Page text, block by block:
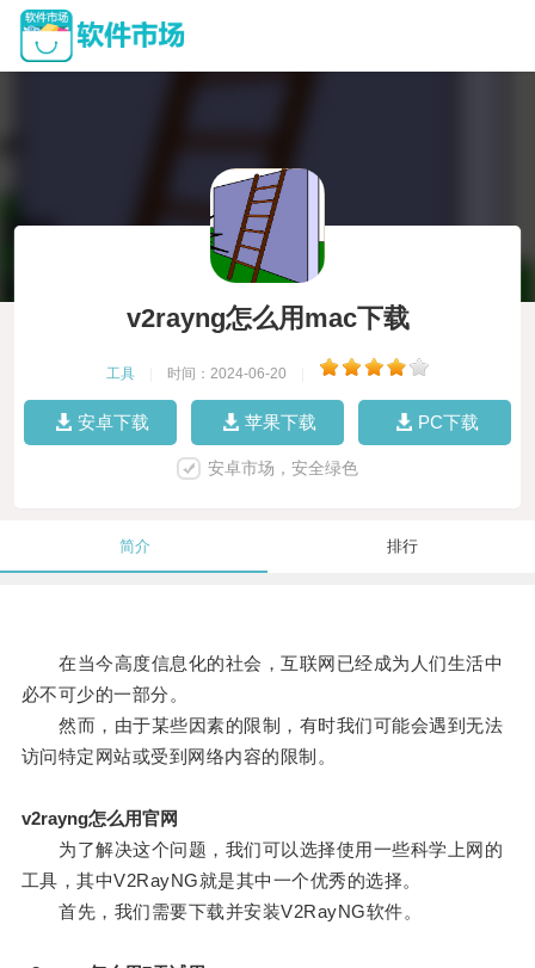
v2rayng怎么用mac下载
工具 时间：2024-06-20
安卓下载 苹果下载 PC下载
安卓市场，安全绿色
简介 排行
在当今高度信息化的社会，互联网已经成为人们生活中
必不可少的一部分。
然而，由于某些因素的限制，有时我们可能会遇到无法
访问特定网站或受到网络内容的限制。
v2rayng怎么用官网
为了解决这个问题，我们可以选择使用一些科学上网的
工具，其中V2RayNG就是其中一个优秀的选择。
首先，我们需要下载并安装V2RayNG软件。